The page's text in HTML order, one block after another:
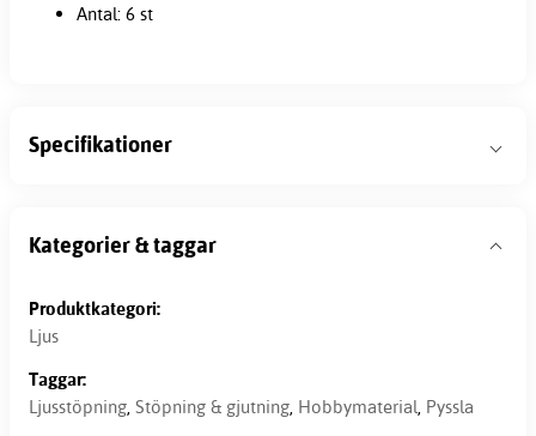
Antal: 6 st
Specifikationer
Kategorier & taggar
Produktkategori:
Ljus
Taggar:
Ljusstöpning, Stöpning & gjutning, Hobbymaterial, Pyssla